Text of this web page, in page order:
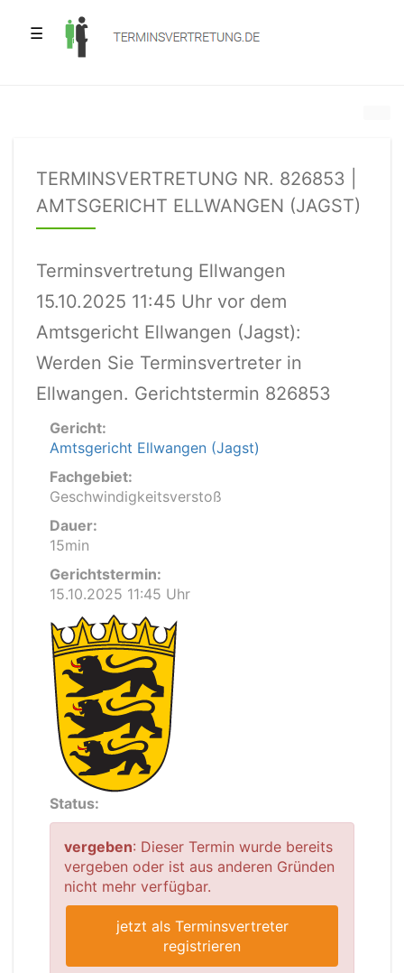
☰
TERMINSVERTRETUNG NR. 826853 |
AMTSGERICHT ELLWANGEN (JAGST)
Terminsvertretung Ellwangen
15.10.2025 11:45 Uhr vor dem
Amtsgericht Ellwangen (Jagst):
Werden Sie Terminsvertreter in
Ellwangen. Gerichtstermin 826853
Gericht:
Amtsgericht Ellwangen (Jagst)
Fachgebiet:
Geschwindigkeitsverstoß
Dauer:
15min
Gerichtstermin:
15.10.2025 11:45 Uhr
Status:
vergeben: Dieser Termin wurde bereits
vergeben oder ist aus anderen Gründen
nicht mehr verfügbar.
jetzt als Terminsvertreter
registrieren